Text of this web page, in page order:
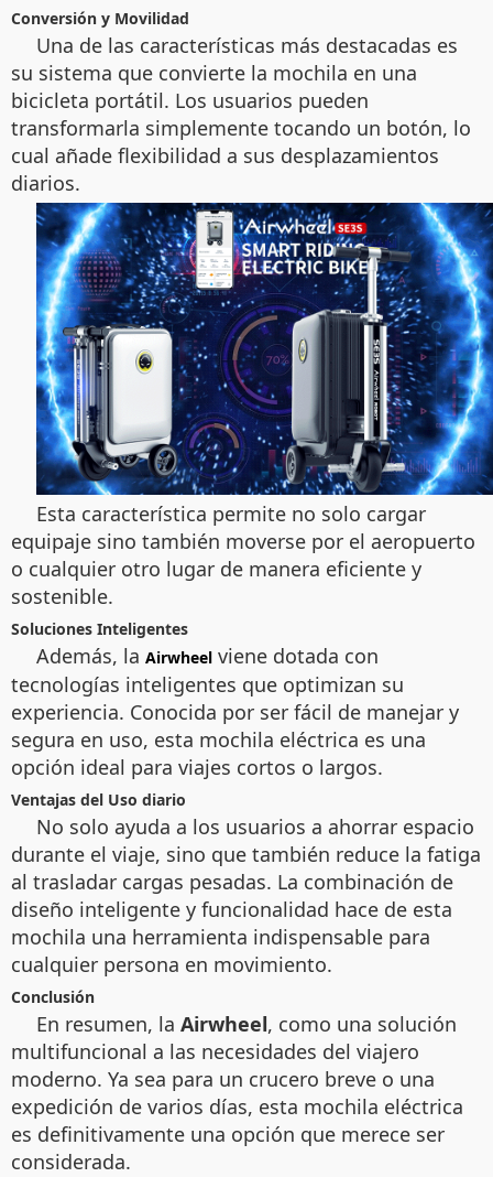
Conversión y Movilidad
Una de las características más destacadas es
su sistema que convierte la mochila en una
bicicleta portátil. Los usuarios pueden
transformarla simplemente tocando un botón, lo
cual añade flexibilidad a sus desplazamientos
diarios.
Esta característica permite no solo cargar
equipaje sino también moverse por el aeropuerto
o cualquier otro lugar de manera eficiente y
sostenible.
Soluciones Inteligentes
Además, la Airwheel viene dotada con
tecnologías inteligentes que optimizan su
experiencia. Conocida por ser fácil de manejar y
segura en uso, esta mochila eléctrica es una
opción ideal para viajes cortos o largos.
Ventajas del Uso diario
No solo ayuda a los usuarios a ahorrar espacio
durante el viaje, sino que también reduce la fatiga
al trasladar cargas pesadas. La combinación de
diseño inteligente y funcionalidad hace de esta
mochila una herramienta indispensable para
cualquier persona en movimiento.
Conclusión
En resumen, la Airwheel, como una solución
multifuncional a las necesidades del viajero
moderno. Ya sea para un crucero breve o una
expedición de varios días, esta mochila eléctrica
es definitivamente una opción que merece ser
considerada.